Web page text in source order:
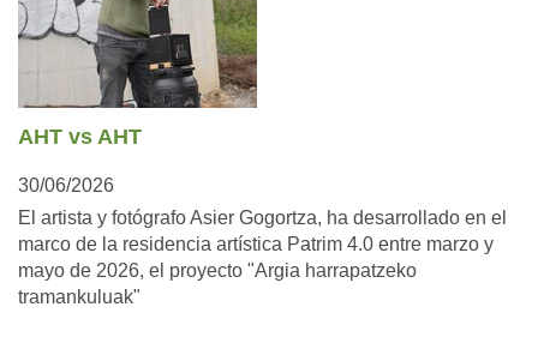
AHT vs AHT
30/06/2026
El artista y fotógrafo Asier Gogortza, ha desarrollado en el
marco de la residencia artística Patrim 4.0 entre marzo y
mayo de 2026, el proyecto "Argia harrapatzeko
tramankuluak"